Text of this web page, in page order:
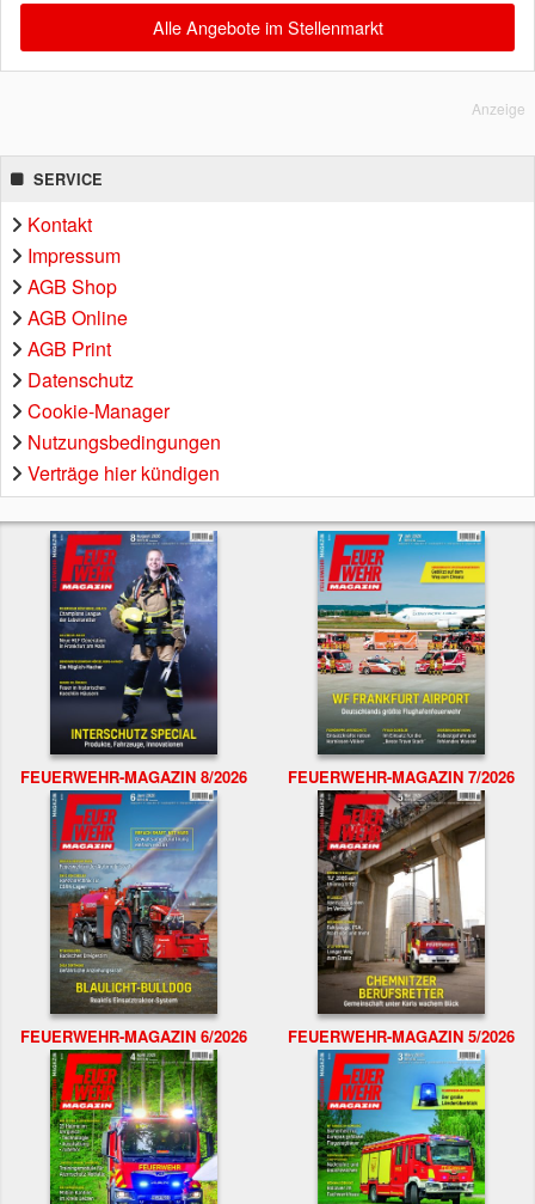
Alle Angebote im Stellenmarkt
Anzeige
SERVICE
Kontakt
Impressum
AGB Shop
AGB Online
AGB Print
Datenschutz
Cookie-Manager
Nutzungsbedingungen
Verträge hier kündigen
FEUERWEHR-MAGAZIN 8/2026 FEUERWEHR-MAGAZIN 7/2026
FEUERWEHR-MAGAZIN 6/2026 FEUERWEHR-MAGAZIN 5/2026